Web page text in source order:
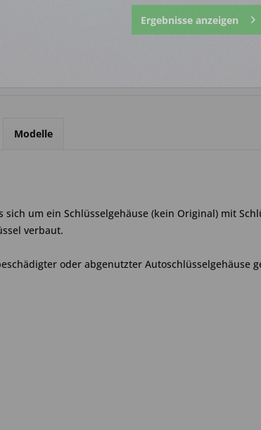
Modelle
um ein Schlüsselgehäuse (kein Original) mit
verbaut.
oder abgenutzter Autoschlüsselgehäuse
Ergebnisse anzeigen